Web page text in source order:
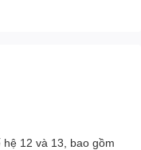
12 và 13, bao gồm